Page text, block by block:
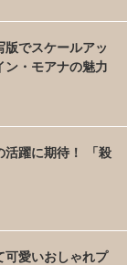
版でスケールアッ
ン・モアナの魅力
活躍に期待！ 「殺
可愛いおしゃれプ